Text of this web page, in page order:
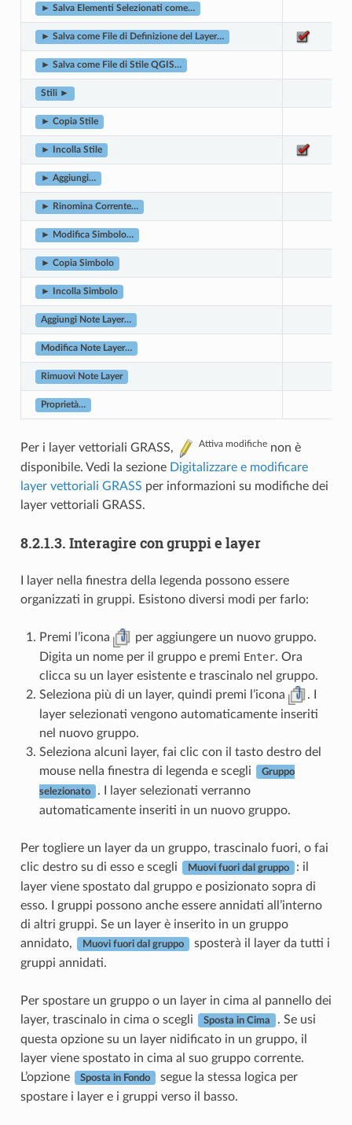
► Salva Elementi Selezionati come…
► Salva come File di Definizione del Layer…
► Salva come File di Stile QGIS…
Stili ►
► Copia Stile
► Incolla Stile
► Aggiungi…
► Rinomina Corrente…
► Modifica Simbolo…
► Copia Simbolo
► Incolla Simbolo
Aggiungi Note Layer…
Modifica Note Layer…
Rimuovi Note Layer
Proprietà…
Per i layer vettoriali GRASS, Attiva modifichenon è
disponibile. Vedi la sezione Digitalizzare e modificare
layer vettoriali GRASS per informazioni su modifiche dei
layer vettoriali GRASS.
8.2.1.3. Interagire con gruppi e layer
I layer nella finestra della legenda possono essere
organizzati in gruppi. Esistono diversi modi per farlo:
Premi l’icona
per aggiungere un nuovo gruppo.
Digita un nome per il gruppo e premi Enter. Ora
clicca su un layer esistente e trascinalo nel gruppo.
Seleziona più di un layer, quindi premi l’icona
. I
layer selezionati vengono automaticamente inseriti
nel nuovo gruppo.
Seleziona alcuni layer, fai clic con il tasto destro del
mouse nella finestra di legenda e scegli
Gruppo
selezionato
. I layer selezionati verranno
automaticamente inseriti in un nuovo gruppo.
Per togliere un layer da un gruppo, trascinalo fuori, o fai
clic destro su di esso e scegli
Muovi fuori dal gruppo
: il
layer viene spostato dal gruppo e posizionato sopra di
esso. I gruppi possono anche essere annidati all’interno
di altri gruppi. Se un layer è inserito in un gruppo
annidato,
Muovi fuori dal gruppo
sposterà il layer da tutti i
gruppi annidati.
Per spostare un gruppo o un layer in cima al pannello dei
layer, trascinalo in cima o scegli
Sposta in Cima
. Se usi
questa opzione su un layer nidificato in un gruppo, il
layer viene spostato in cima al suo gruppo corrente.
L’opzione
Sposta in Fondo
segue la stessa logica per
spostare i layer e i gruppi verso il basso.